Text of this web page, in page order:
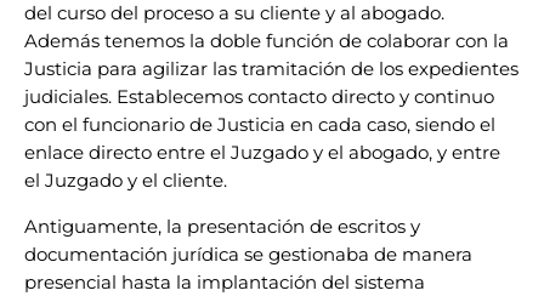
del curso del proceso a su cliente y al abogado.
Además tenemos la doble función de colaborar con la
Justicia para agilizar las tramitación de los expedientes
judiciales. Establecemos contacto directo y continuo
con el funcionario de Justicia en cada caso, siendo el
enlace directo entre el Juzgado y el abogado, y entre
el Juzgado y el cliente.
Antiguamente, la presentación de escritos y
documentación jurídica se gestionaba de manera
presencial hasta la implantación del sistema